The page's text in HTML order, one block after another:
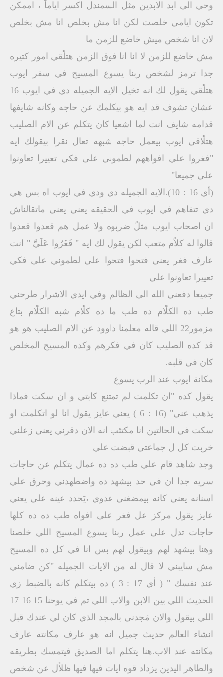
وحي الى ابد الابدين مثل السمندل اكسر اياماً ، اممكن
تكون ايامي خلصت لكن انا مش بخلص انا مش بخلص
لان انا شخص ميش خاضع للزمن ما
مش خاضع للزمن لا انا انا فوق الزمن هتلًقي امور كتيره
جدا ترمز لشخص ربنا يسوع المسيح في سفر ايوب
هتلًقي يقول لك انه تخيل الايه الجميله دي في ايوب 16
عشان تشوف قد ايه هو بيكلمك عن حاجه وكانه شايفها
قدامه شايف انت لما اشعيا كان يتكلم عن الام الصليب
هتلًاقي ايوب بيعمل حاجه شبهه تعال نقرا بيقولك ايه
"فغروا علي افواههم لطموني على فكي تعييرا تعاونوا
علي جميعا"
(أي 16 : 10).الايه الجميله دي ودي في ايوب اه بس هي
دي تتفاهم في ايوب في الحقيقه يعني يعني ماتقالناش
ان اصحاب ايوب مثلً ضربوه ولا عمل هم قعدوا قعدوا
قالوا له كلاًم متعب لكن يقول لك ايه " فَغَرُوا عَلَيَّ " انت
عارف فغر يعني فتحوا فتحوا علي لطموني على فكي
تعييرا تعاونوا علي
جميعا دفعني الله الى الظالم وفي ايدي الاشرار طرحني
طب ده الكلًام ده طب ما ده كلًام شبه الكلًام بتاع
مزمور22 اللي قاله معلمنا داوود عن الام الصليب هو هو
قد كده الصليب كان في فكرهم وكده المسيح المخلص
كان في قلبه.
مكانة ايوب عند الرب يسوع
يقول كده "ان تكلمت لم تمتنع كابتي و ان سكت فماذا
يذهب عني" (16 : 6 ) يعني عايز يقول انا لو اتكلمت او
سكت في الحالتين انا مكتئب انه الان دقرني يعني زعلني
خربت كل ل جماعتي قبضت علي
وجد شاهد قام علي طب ده ده عمال يتكلم عن حاجات
سريه جدا ان في حد بيشهد ده واضطهدني وحرق علي
اسنانه يعني كانه بيمضغني عدوي ،يَحدد عينه علي يعني
عايز يقول مركز عل فغر على افواه طب ده ده كلها
حاجات تدل على عمل ربنا يسوع المسيح اللي خلصنا
وهنا بيشهد لهم وبيقول لهم بس انا في كل ده المسيح
مش سايبني لا قال له من الايات الجميله "كن ضامني
عند نفسك " ( أي 17 : 3 ) ده بيتكلم كانه بالضبط زي
الحديث اللي بين الابن والاب اللي تم في يوحنا 15 16 17
اللي بيقول والان مَجدني بالمجد الذي كان لي عندك قبل
انشاء العالم حديث جميل انه هو عارف مكانته عارف
مكانته عند الاب.هنا يتكلم اما الصديق فيتمسك بطريقه
والطاهر اليدين يزداد قوه ايات فيها فيها ظلاًل عن شخص